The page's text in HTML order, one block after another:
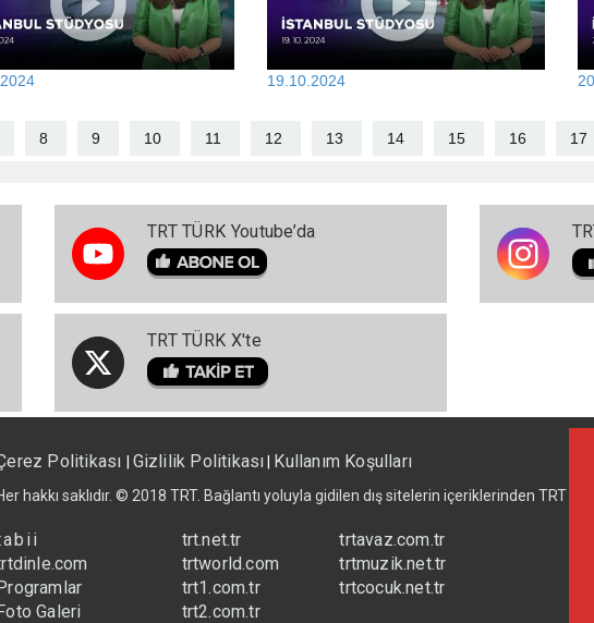
19.10.2024
8 9 10 11 12 13 14 15 16 17
TRT TÜRK Youtube’da
TRT TÜRK X'te
Politikası Gizlilik Politikası Kullanım Koşulları
hakkı saklıdır. © 2018 TRT. Bağlantı yoluyla gidilen dış sitelerin içeriklerinden TRT
Programlar
Foto Galeri
trt.net.tr
trtworld.com
trt1.com.tr
trt2.com.tr
trtavaz.com.tr
trtmuzik.net.tr
trtcocuk.net.tr